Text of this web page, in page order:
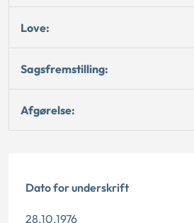
Love:
Sagsfremstilling:
Afgørelse:
Dato for underskrift
28.10.1976